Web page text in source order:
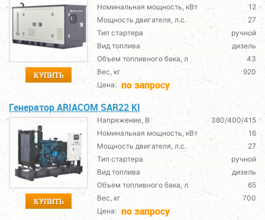
КУПИТЬ
Номинальная мощность, кВт
12
Мощность двигателя, л.с.
27
Тип стартера
ручной
Вид топлива
дизель
Объем топливного бака, л
43
Вес, кг
920
Цена: по запросу
Генератор ARIACOM SAR22 KI
КУПИТЬ
Напряжение, В
380/400/415
Номинальная мощность, кВт
16
Мощность двигателя, л.с.
27
Тип стартера
ручной
Вид топлива
дизель
Объем топливного бака, л
65
Вес, кг
700
Цена: по запросу